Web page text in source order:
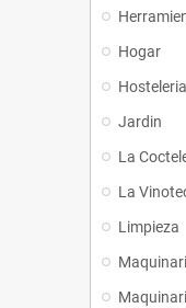
Hogar
Hosteleria
Jardin
La
La
Limpieza